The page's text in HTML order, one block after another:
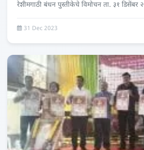
रेशीमगाठी बंधन पुस्तीकेचे विमोचन ता. ३१ डिसेंबर
31 Dec 2023